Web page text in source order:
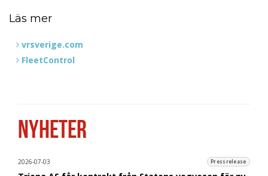
Läs mer
vrsverige.com
FleetControl
NYHETER
2026-07-03 Pressrelease